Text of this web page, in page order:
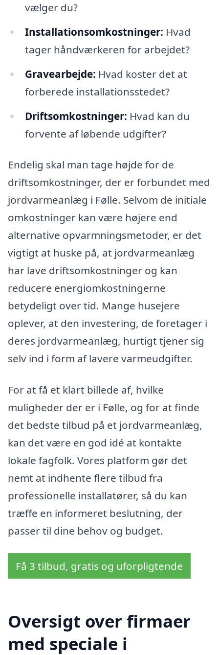
vælger du?
Installationsomkostninger: Hvad
tager håndværkeren for arbejdet?
Gravearbejde: Hvad koster det at
forberede installationsstedet?
Driftsomkostninger: Hvad kan du
forvente af løbende udgifter?
Endelig skal man tage højde for de
driftsomkostninger, der er forbundet med
jordvarmeanlæg i Følle. Selvom de initiale
omkostninger kan være højere end
alternative opvarmningsmetoder, er det
vigtigt at huske på, at jordvarmeanlæg
har lave driftsomkostninger og kan
reducere energiomkostningerne
betydeligt over tid. Mange husejere
oplever, at den investering, de foretager i
deres jordvarmeanlæg, hurtigt tjener sig
selv ind i form af lavere varmeudgifter.
For at få et klart billede af, hvilke
muligheder der er i Følle, og for at finde
det bedste tilbud på et jordvarmeanlæg,
kan det være en god idé at kontakte
lokale fagfolk. Vores platform gør det
nemt at indhente flere tilbud fra
professionelle installatører, så du kan
træffe en informeret beslutning, der
passer til dine behov og budget.
Få 3 tilbud, gratis og uforpligtende
Oversigt over firmaer
med speciale i